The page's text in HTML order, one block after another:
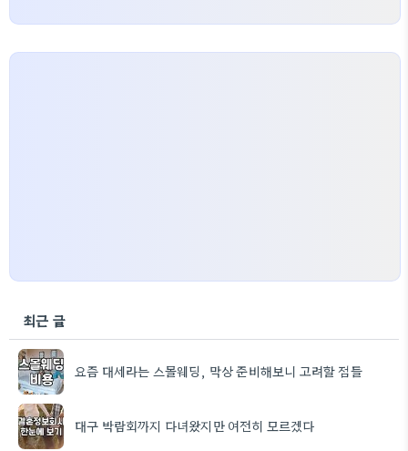
최근 글
요즘 대세라는 스몰웨딩, 막상 준비해보니 고려할 점들
대구 박람회까지 다녀왔지만 여전히 모르겠다